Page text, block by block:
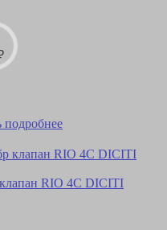
подробнее
RIO 4C DICITI